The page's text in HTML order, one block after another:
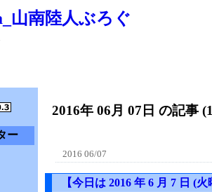
山南陸人ぶろぐ
ー
2016年 06月 07日 の記事
2016 06/07
【今日は 2016 年 6 月 7 日 (